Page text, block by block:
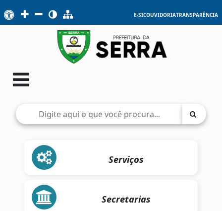
E-SICOUVIDORIATRANSPARÊNCIA
Serviços
Secretarias